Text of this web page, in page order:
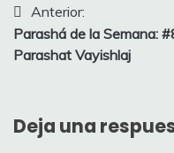
Navegación
de
Anterior:
Parashá de la Semana:
Parashat Vayishlaj
Deja una